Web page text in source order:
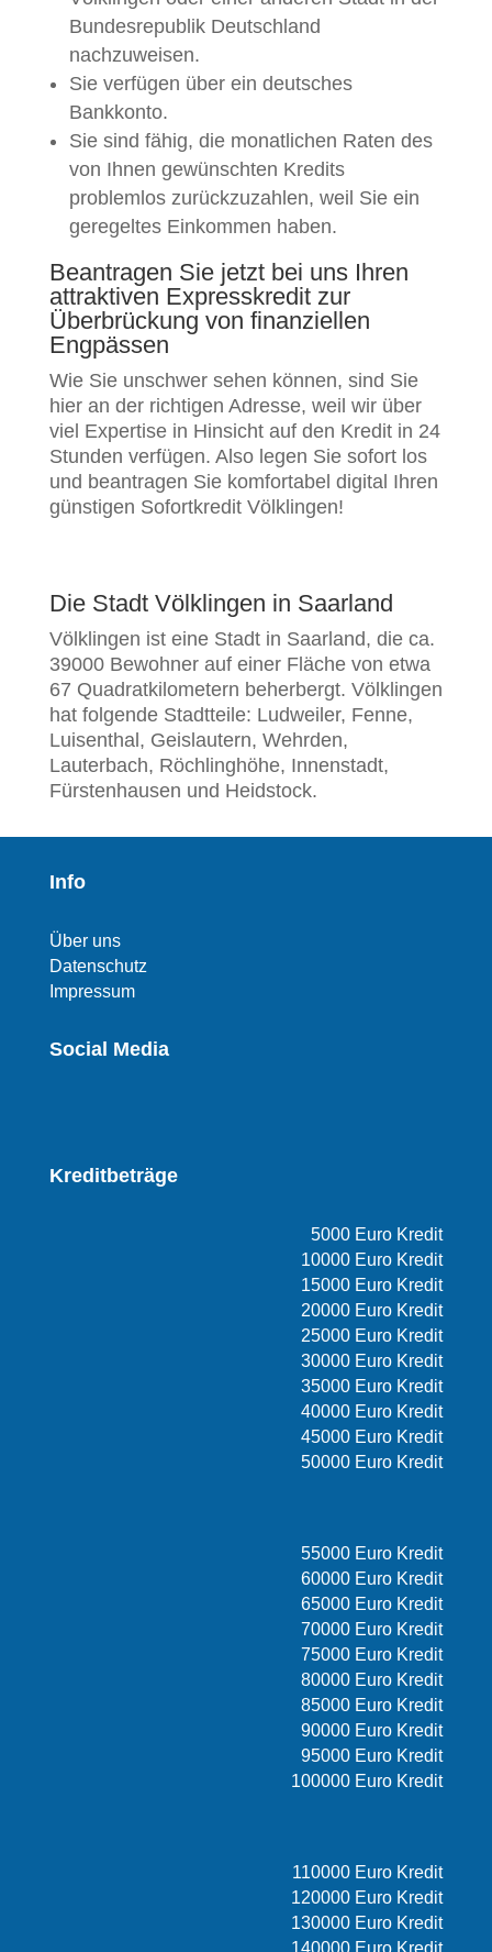
Bundesrepublik Deutschland
nachzuweisen.
Sie verfügen über ein deutsches
Bankkonto.
Sie sind fähig, die monatlichen Raten des
von Ihnen gewünschten Kredits
problemlos zurückzuzahlen, weil Sie ein
geregeltes Einkommen haben.
Beantragen Sie jetzt bei uns Ihren
attraktiven Expresskredit zur
Überbrückung von finanziellen
Engpässen
Wie Sie unschwer sehen können, sind Sie
hier an der richtigen Adresse, weil wir über
viel Expertise in Hinsicht auf den Kredit in 24
Stunden verfügen. Also legen Sie sofort los
und beantragen Sie komfortabel digital Ihren
günstigen Sofortkredit Völklingen!
Die Stadt Völklingen in Saarland
Völklingen ist eine Stadt in Saarland, die ca.
39000 Bewohner auf einer Fläche von etwa
67 Quadratkilometern beherbergt. Völklingen
hat folgende Stadtteile: Ludweiler, Fenne,
Luisenthal, Geislautern, Wehrden,
Lauterbach, Röchlinghöhe, Innenstadt,
Fürstenhausen und Heidstock.
Info
Über uns
Datenschutz
Impressum
Social Media
Kreditbeträge
5000 Euro Kredit
10000 Euro Kredit
15000 Euro Kredit
20000 Euro Kredit
25000 Euro Kredit
30000 Euro Kredit
35000 Euro Kredit
40000 Euro Kredit
45000 Euro Kredit
50000 Euro Kredit
55000 Euro Kredit
60000 Euro Kredit
65000 Euro Kredit
70000 Euro Kredit
75000 Euro Kredit
80000 Euro Kredit
85000 Euro Kredit
90000 Euro Kredit
95000 Euro Kredit
100000 Euro Kredit
110000 Euro Kredit
120000 Euro Kredit
130000 Euro Kredit